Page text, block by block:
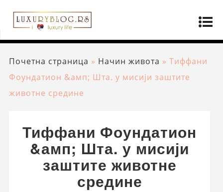
Почетна страница » Начин живота » Тиффани
Фоундатион &амп; Шта. у мисији заштите
животне средине
Тиффани Фоундатион
&амп; Шта. у мисији
заштите животне
средине